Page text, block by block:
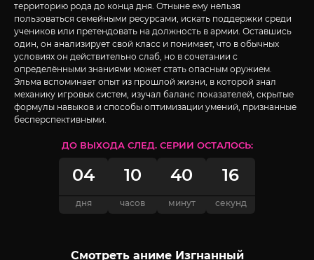
территорию рода до конца дня. Отныне ему нельзя
пользоваться семейными ресурсами, искать поддержки среди
учеников или претендовать на должность в армии. Оставшись
один, он анализирует свой класс и понимает, что в обычных
условиях он действительно слаб, но в сочетании с
определёнными знаниями может стать опасным оружием.
Эльма вспоминает опыт из прошлой жизни, в которой знал
механику игровых систем, изучал баланс показателей, скрытые
формулы навыков и способы оптимизации умений, признанные
бесперспективными.
ДО ВЫХОДА СЛЕД. СЕРИИ ОСТАЛОСЬ:
04
дня
10
часов
40
минут
15
секунд
Смотреть аниме Изгнанный